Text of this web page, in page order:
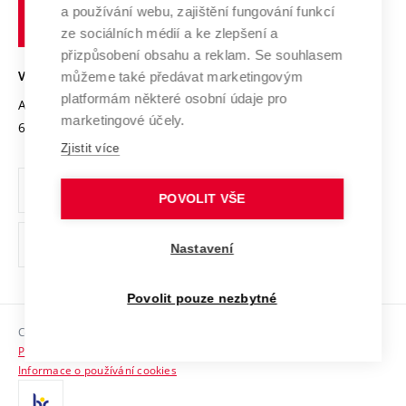
Transfer znalostí
Open Science
Projekty
Projekty ze strukturálních fondů
Specifický výzkum
Mezinárodní dohody
Univerzitní sítě
Podnikavá univerzita / ContriBUTe
Bezpečná univerzita
Vyznamenání
Organizační struktura
Ochrana osobních údajů
odkaz)
Sociální bezpečí
HR Award
technické
VYSOKÉ UČENÍ TECHNICKÉ V BRNĚ
Antonínská 548/1
602 00 Brno
www.vut.cz
vut@vutbr.cz
Copyright © 2026 VUT
Prohlášení o přístupnosti
Informace o používání cookies
a používání webu, zajištění fungování funkcí
ze sociálních médií a ke zlepšení a
přizpůsobení obsahu a reklam. Se souhlasem
můžeme také předávat marketingovým
platformám některé osobní údaje pro
marketingové účely.
Zjistit více
POVOLIT VŠE
Nastavení
Povolit pouze nezbytné